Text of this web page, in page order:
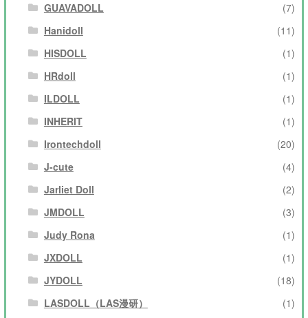
GUAVADOLL
(7)
Hanidoll
(11)
HISDOLL
(1)
HRdoll
(1)
ILDOLL
(1)
INHERIT
(1)
Irontechdoll
(20)
J-cute
(4)
Jarliet Doll
(2)
JMDOLL
(3)
Judy Rona
(1)
JXDOLL
(1)
JYDOLL
(18)
LASDOLL（LAS漫研）
(1)